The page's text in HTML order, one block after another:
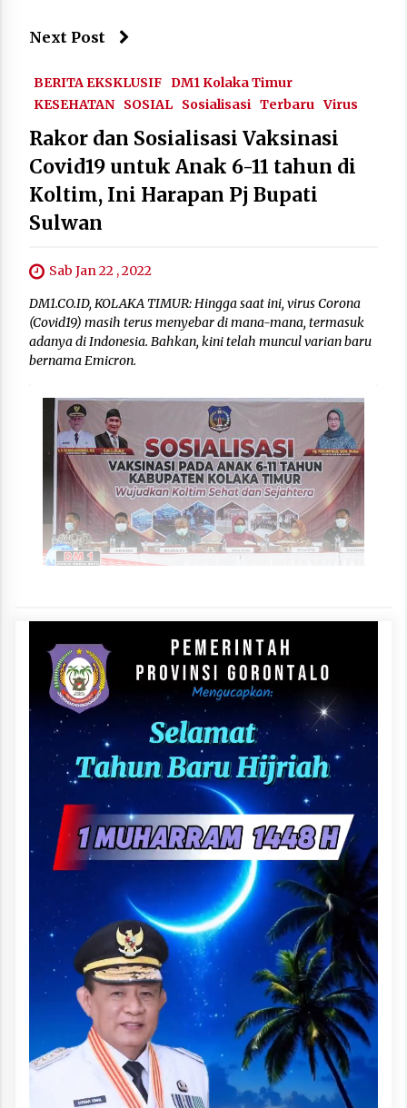
Next Post
BERITA EKSKLUSIF
DM1 Kolaka Timur
KESEHATAN
SOSIAL Sosialisasi Terbaru Virus
Rakor dan Sosialisasi Vaksinasi
Covid19 untuk Anak 6-11 tahun di
Koltim, Ini Harapan Pj Bupati
Sulwan
Sab Jan 22 , 2022
DM1.CO.ID, KOLAKA TIMUR: Hingga saat ini, virus Corona
(Covid19) masih terus menyebar di mana-mana, termasuk
adanya di Indonesia. Bahkan, kini telah muncul varian baru
bernama Emicron.